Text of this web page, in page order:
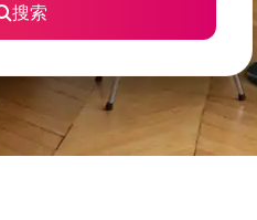
搜索